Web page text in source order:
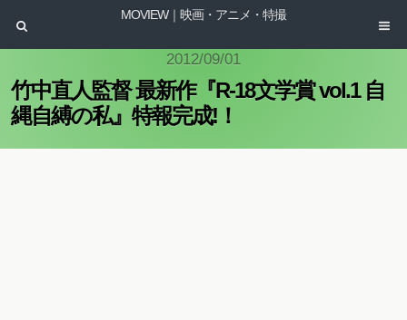
MOVIEW｜映画・アニメ・特撮
2012/09/01
竹中直人監督 最新作『R-18文学賞 vol.1 自
縄自縛の私』特報完成!！